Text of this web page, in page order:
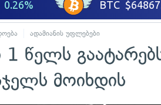
ადამიანის უფლებები
1 წელს
მოიხდის